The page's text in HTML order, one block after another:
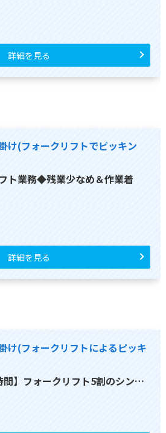
詳細を見る
け(フォークリフトでピッキン
ト業務◆残業少なめ＆作業着
詳細を見る
け(フォークリフトによるピッキ
間】フォークリフト5割のシン…